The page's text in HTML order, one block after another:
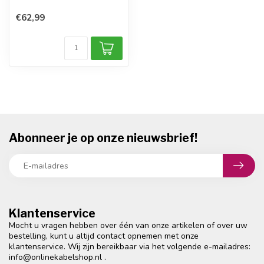
busgevoed
slot 1: XQD2.0...
€62,99
Klantenservice
Mocht u vragen hebben over één van onze artikelen of over uw
bestelling, kunt u altijd contact opnemen met onze
klantenservice. Wij zijn bereikbaar via het volgende e-mailadres:
info@onlinekabelshop.nl .
Abonneer je op onze nieuwsbrief!